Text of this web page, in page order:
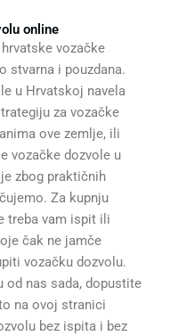
online
vozačke
stvarna i pouzdana.
u Hrvatskoj navela
za vozačke
ove zemlje, ili
vozačke dozvole u
zbog praktičnih
Za kupnju
treba vam ispit ili
čak ne jamče
vozačku dozvolu.
od nas sada, dopustite
na ovoj stranici
bez ispita i bez